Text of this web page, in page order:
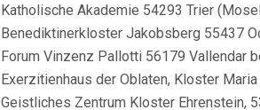
Katholische Akademie 54293 Trier
Benediktinerkloster Jakobsberg 55437
Forum Vinzenz Pallotti 56179 Vallendar
Exerzitienhaus der Oblaten, Kloster
Geistliches Zentrum Kloster Ehrenstein,